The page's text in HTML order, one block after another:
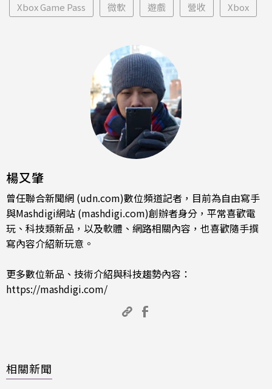
Xbox Game Pass 微軟 遊戲 營收 Xbox
楊又肇
曾任聯合新聞網 (udn.com)數位頻道記者，目前為自由寫手
與Mashdigi網站 (mashdigi.com)創辦者身分，平常喜歡電
玩、科技類新品，以及軟體、網路相關內容，也喜歡隨手撰
寫內容介紹新玩意。
更多數位新品、技術介紹與科技趨勢內容：
https://mashdigi.com/
相關新聞